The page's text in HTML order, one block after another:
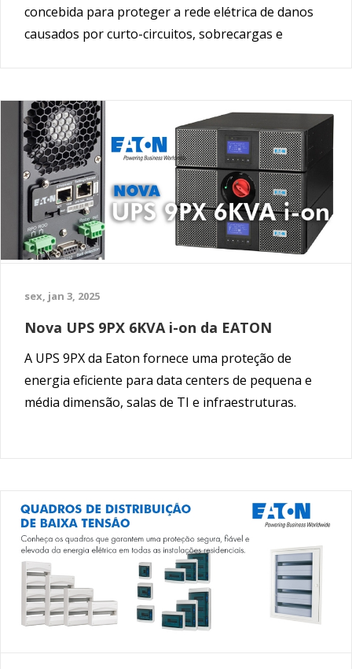
concebida para proteger a rede elétrica de danos
causados por curto-circuitos, sobrecargas e
sex, jan 3, 2025
Nova UPS 9PX 6KVA i-on da EATON
A UPS 9PX da Eaton fornece uma proteção de
energia eficiente para data centers de pequena e
média dimensão, salas de TI e infraestruturas.